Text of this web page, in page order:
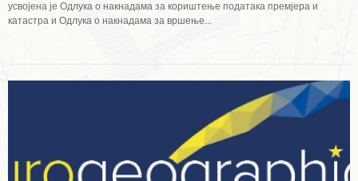
усвојена је Одлука о накнадама за кориштење података премјера и
катастра и Одлука о накнадама за вршење...
Опширније ...